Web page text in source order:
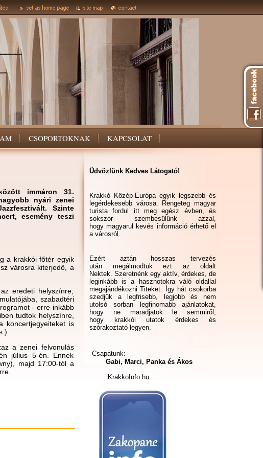
CSOPORTOKNAK KAPCSOLAT
immáron 31.
nyári zenei
Szinte
esemény teszi
a krakkói főtér egyik
városra kiterjedő, a
eredeti helyszínre,
szabadtéri
- erre inkább
tudtok helyszínre,
koncertjegyeiteket is
a zenei felvonulás
július 5-én. Ennek
majd 17:00-tól a
Üdvözlünk Kedves Látogató!
Krakkó Közép-Európa egyik legszebb és
legérdekesebb városa. Rengeteg magyar
turista fordul itt meg egész évben, és
sokszor szembesülünk azzal,
hogy magyarul kevés információ érhető el
a városról.
Ezért aztán hosszas tervezés
után megálmodtuk ezt az oldalt
Nektek. Szeretnénk egy aktív, érdekes, de
leginkább is a hasznotokra váló oldallal
megajándékozni Titeket. Így hát csokorba
szedjük a legfrisebb, legjobb és nem
utolsó sorban legfinomabb ajánlatokat,
hogy ne maradjatok le semmiről,
hogy krakkói utatok érdekes és
szórakoztató legyen.
Csapatunk:
Gabi, Marci, Panka és Ákos
KrakkoInfo.hu